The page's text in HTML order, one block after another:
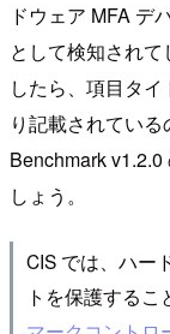
ドウェア MFA デ
として検知され
したら、項目タ
り記載されてい
Benchmark
しょう。
CIS では、ハー
トを保護するこ